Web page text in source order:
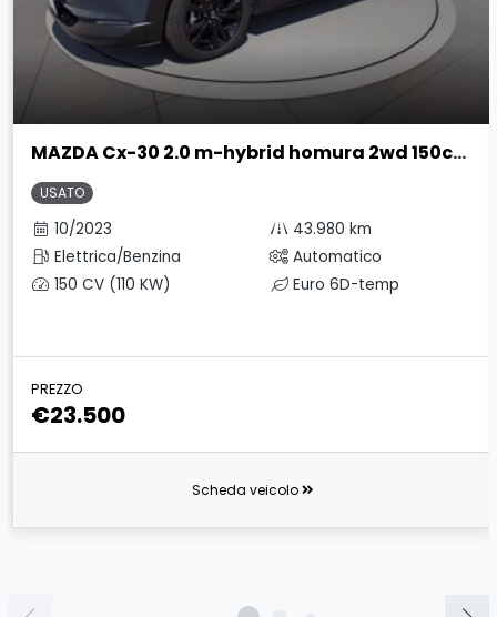
MAZDA Cx-30 2.0 m-hybrid homura 2wd 150cv 6at
USATO
10/2023
43.980 km
Elettrica/Benzina
Automatico
150 CV (110 KW)
Euro 6D-temp
PREZZO
€23.500
Scheda veicolo